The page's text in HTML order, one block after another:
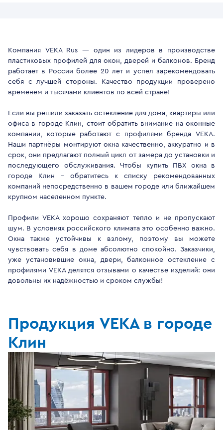
Компания VEKA Rus — один из лидеров в производстве
пластиковых профилей для окон, дверей и балконов. Бренд
работает в России более 20 лет и успел зарекомендовать
себя с лучшей стороны. Качество продукции проверено
временем и тысячами клиентов по всей стране!
Если вы решили заказать остекление для дома, квартиры или
офиса в городе Клин, стоит обратить внимание на оконные
компании, которые работают с профилями бренда VEKA.
Наши партнёры монтируют окна качественно, аккуратно и в
срок, они предлагают полный цикл от замера до установки и
последующего обслуживания. Чтобы купить ПВХ окна в
городе Клин - обратитесь к списку рекомендованных
компаний непосредственно в вашем городе или ближайшем
крупном населенном пункте.
Профили VEKA хорошо сохраняют тепло и не пропускают
шум. В условиях российского климата это особенно важно.
Окна также устойчивы к взлому, поэтому вы можете
чувствовать себя в доме абсолютно спокойно. Заказчики,
уже установившие окна, двери, балконное остекление с
профилями VEKA делятся отзывами о качестве изделий: они
довольны их надёжностью и сроком службы!
Продукция VEKA в городе
Клин